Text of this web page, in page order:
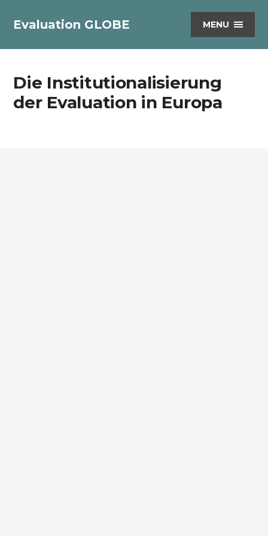
Evaluation GLOBE MENU
Die Institutionalisierung
der Evaluation in Europa